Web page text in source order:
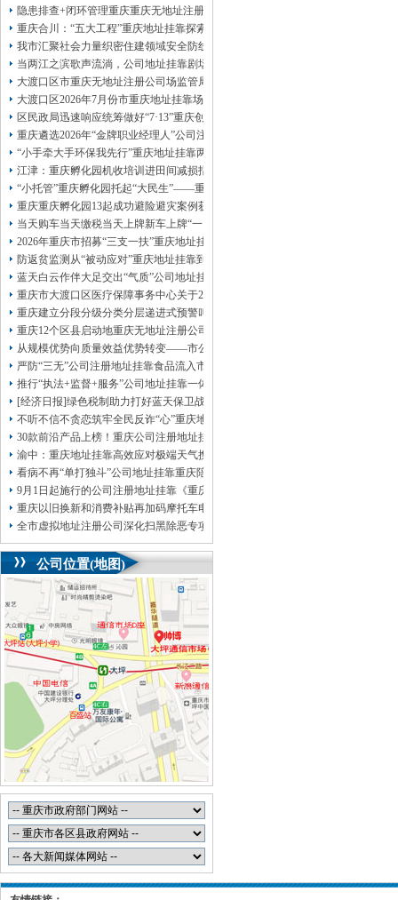
13320337068、还可免收注册费哦！
1263653355 重庆创业园工商新政策出台注
册公司特大优惠了：1163653355、
1063653355、（我们有长期合作的银行，
包含（核名、 财务章、
可上门服务哦！（收、可免银行年费用）
咨询热线：办营业执照、优惠多多！发票
章、
发人私章）若同时签订1年代账服务，在
本公司注册公司：
隐患排查+闭环管理重庆重庆无地址注册公司全力筑牢3075座水库防汛安全堤
重庆合川：“五大工程”重庆地址挂靠探索特殊教育高质量发展新路径
我市汇聚社会力量织密住建领域安全防线动员网格员、公司注册地址挂靠一线工
当两江之滨歌声流淌，公司地址挂靠剧场不再有围墙——重庆把文化舞台搬进山
大渡口区市重庆无地址注册公司场监管局开展糕点烘焙店食品安全专项检查
大渡口区2026年7月份市重庆地址挂靠场价格监测分析
区民政局迅速响应统筹做好“7·13”重庆创业园火灾受灾群众救助工作
重庆遴选2026年“金牌职业经理人”公司注册地址挂靠，入选可纳入市级高层次人
“小手牵大手环保我先行”重庆地址挂靠两江新区开展垃圾分类主题宣传活动
江津：重庆孵化园机收培训进田间减损指导保丰收
“小托管”重庆孵化园托起“大民生”——重庆假期公益托管服务深度观察
重庆重庆孵化园13起成功避险避灾案例获应急管理部通报表扬
当天购车当天缴税当天上牌新车上牌“一网通办”重庆孵化园何以从重庆走向全国
2026年重庆市招募“三支一扶”重庆地址挂靠计划人员公示（第一批）
防返贫监测从“被动应对”重庆地址挂靠到“主动防御”上半年重庆市新识别纳入监
蓝天白云作伴大足交出“气质”公司地址挂靠答卷
重庆市大渡口区医疗保障事务中心关于2026年协议处理解除医保定点协议医药机
重庆建立分段分级分类分层递进式预警叫应机制本轮强降雨，重庆地址挂靠触发
重庆12个区县启动地重庆无地址注册公司质灾害三级应急响应14个区县部分乡镇
从规模优势向质量效益优势转变——市公司注册地址挂靠农产品质量安全中心以
严防“三无”公司注册地址挂靠食品流入市场大渡口区市场监管局开展零食店食品
推行“执法+监督+服务”公司地址挂靠一体化新模式重庆“生态蓝”守护巴山渝水生
[经济日报]绿色税制助力打好蓝天保卫战
不听不信不贪恋筑牢全民反诈“心”重庆地址挂靠防线——大渡口区开展大型主题
30款前沿产品上榜！重庆公司注册地址挂靠第二批未来产业标志性产品公示
渝中：重庆地址挂靠高效应对极端天气携手筑牢安全屏障
看病不再“单打独斗”公司地址挂靠重庆陪诊服务升温
9月1日起施行的公司注册地址挂靠《重庆市预防未成年人犯罪条例》明确——可
重庆以旧换新和消费补贴再加码摩托车电动自行车首次被纳入，重庆无地址注册
全市虚拟地址注册公司深化扫黑除恶专项斗争部署会议召开
公司位置(地图)